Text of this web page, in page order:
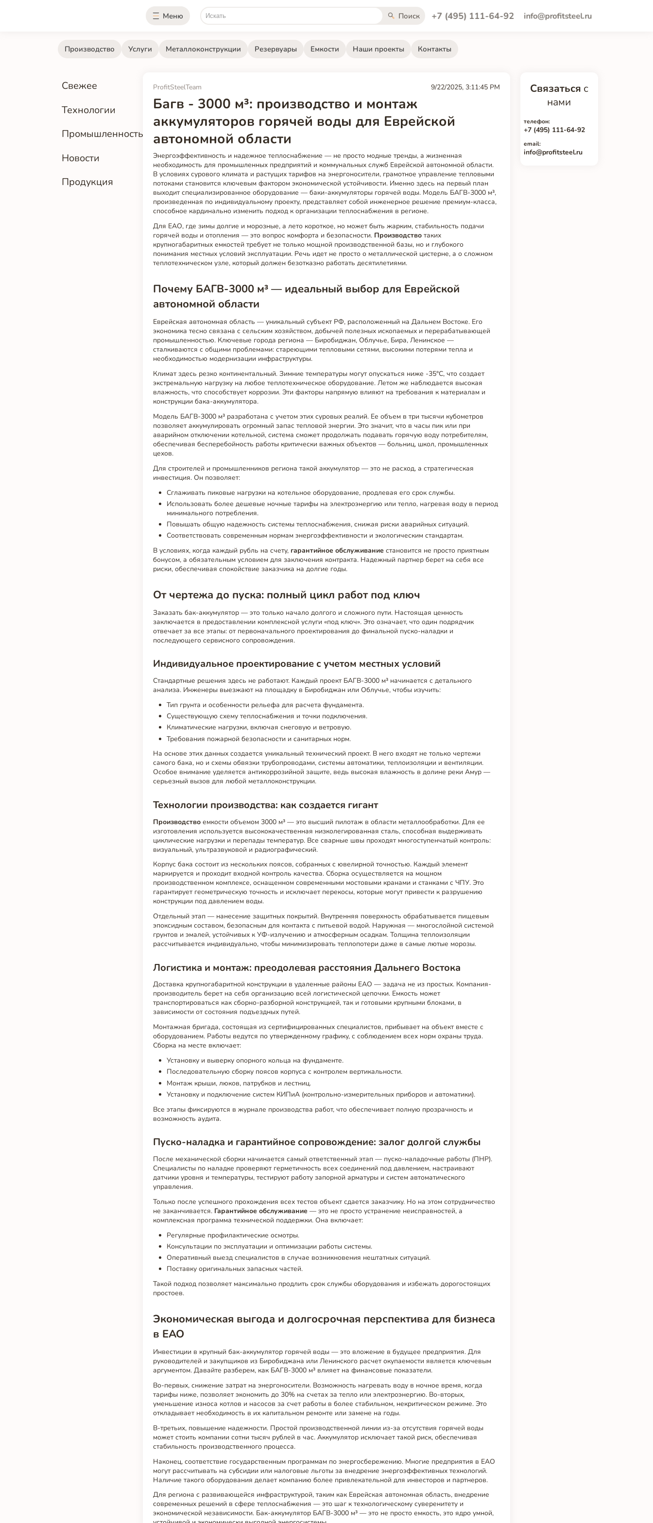
Меню Поиск +7 (495) 111-64-92 info@profitsteel.ru
Производство Услуги Металлоконструкции Резервуары Емкости Наши проекты Контакты
Свежее
Технологии
Промышленность
Новости
Продукция
ProfitSteelTeam 9/22/2025, 3:11:45 PM
Багв - 3000 м³: производство и монтаж
аккумуляторов горячей воды для Еврейской
автономной области
Энергоэффективность и надежное теплоснабжение — не просто модные тренды, а жизненная
необходимость для промышленных предприятий и коммунальных служб Еврейской автономной области.
В условиях сурового климата и растущих тарифов на энергоносители, грамотное управление тепловыми
потоками становится ключевым фактором экономической устойчивости. Именно здесь на первый план
выходит специализированное оборудование — баки-аккумуляторы горячей воды. Модель БАГВ-3000 м³,
произведенная по индивидуальному проекту, представляет собой инженерное решение премиум-класса,
способное кардинально изменить подход к организации теплоснабжения в регионе.
Для ЕАО, где зимы долгие и морозные, а лето короткое, но может быть жарким, стабильность подачи
горячей воды и отопления — это вопрос комфорта и безопасности. Производство таких
крупногабаритных емкостей требует не только мощной производственной базы, но и глубокого
понимания местных условий эксплуатации. Речь идет не просто о металлической цистерне, а о сложном
теплотехническом узле, который должен безотказно работать десятилетиями.
Почему БАГВ-3000 м³ — идеальный выбор для Еврейской
автономной области
Еврейская автономная область — уникальный субъект РФ, расположенный на Дальнем Востоке. Его
экономика тесно связана с сельским хозяйством, добычей полезных ископаемых и перерабатывающей
промышленностью. Ключевые города региона — Биробиджан, Облучье, Бира, Ленинское —
сталкиваются с общими проблемами: стареющими тепловыми сетями, высокими потерями тепла и
необходимостью модернизации инфраструктуры.
Климат здесь резко континентальный. Зимние температуры могут опускаться ниже -35°C, что создает
экстремальную нагрузку на любое теплотехническое оборудование. Летом же наблюдается высокая
влажность, что способствует коррозии. Эти факторы напрямую влияют на требования к материалам и
конструкции бака-аккумулятора.
Модель БАГВ-3000 м³ разработана с учетом этих суровых реалий. Ее объем в три тысячи кубометров
позволяет аккумулировать огромный запас тепловой энергии. Это значит, что в часы пик или при
аварийном отключении котельной, система сможет продолжать подавать горячую воду потребителям,
обеспечивая бесперебойность работы критически важных объектов — больниц, школ, промышленных
цехов.
Для строителей и промышленников региона такой аккумулятор — это не расход, а стратегическая
инвестиция. Он позволяет:
Сглаживать пиковые нагрузки на котельное оборудование, продлевая его срок службы.
Использовать более дешевые ночные тарифы на электроэнергию или тепло, нагревая воду в период
минимального потребления.
Повышать общую надежность системы теплоснабжения, снижая риски аварийных ситуаций.
Соответствовать современным нормам энергоэффективности и экологическим стандартам.
В условиях, когда каждый рубль на счету, гарантийное обслуживание становится не просто приятным
бонусом, а обязательным условием для заключения контракта. Надежный партнер берет на себя все
риски, обеспечивая спокойствие заказчика на долгие годы.
От чертежа до пуска: полный цикл работ под ключ
Заказать бак-аккумулятор — это только начало долгого и сложного пути. Настоящая ценность
заключается в предоставлении комплексной услуги «под ключ». Это означает, что один подрядчик
отвечает за все этапы: от первоначального проектирования до финальной пуско-наладки и
последующего сервисного сопровождения.
Индивидуальное проектирование с учетом местных условий
Стандартные решения здесь не работают. Каждый проект БАГВ-3000 м³ начинается с детального
анализа. Инженеры выезжают на площадку в Биробиджан или Облучье, чтобы изучить:
Тип грунта и особенности рельефа для расчета фундамента.
Существующую схему теплоснабжения и точки подключения.
Климатические нагрузки, включая снеговую и ветровую.
Требования пожарной безопасности и санитарных норм.
На основе этих данных создается уникальный технический проект. В него входят не только чертежи
самого бака, но и схемы обвязки трубопроводами, системы автоматики, теплоизоляции и вентиляции.
Особое внимание уделяется антикоррозийной защите, ведь высокая влажность в долине реки Амур —
серьезный вызов для любой металлоконструкции.
Технологии производства: как создается гигант
Производство емкости объемом 3000 м³ — это высший пилотаж в области металлообработки. Для ее
изготовления используется высококачественная низколегированная сталь, способная выдерживать
циклические нагрузки и перепады температур. Все сварные швы проходят многоступенчатый контроль:
визуальный, ультразвуковой и радиографический.
Корпус бака состоит из нескольких поясов, собранных с ювелирной точностью. Каждый элемент
маркируется и проходит входной контроль качества. Сборка осуществляется на мощном
производственном комплексе, оснащенном современными мостовыми кранами и станками с ЧПУ. Это
гарантирует геометрическую точность и исключает перекосы, которые могут привести к разрушению
конструкции под давлением воды.
Отдельный этап — нанесение защитных покрытий. Внутренняя поверхность обрабатывается пищевым
эпоксидным составом, безопасным для контакта с питьевой водой. Наружная — многослойной системой
грунтов и эмалей, устойчивых к УФ-излучению и атмосферным осадкам. Толщина теплоизоляции
рассчитывается индивидуально, чтобы минимизировать теплопотери даже в самые лютые морозы.
Логистика и монтаж: преодолевая расстояния Дальнего Востока
Доставка крупногабаритной конструкции в удаленные районы ЕАО — задача не из простых. Компания-
производитель берет на себя организацию всей логистической цепочки. Емкость может
транспортироваться как сборно-разборной конструкцией, так и готовыми крупными блоками, в
зависимости от состояния подъездных путей.
Монтажная бригада, состоящая из сертифицированных специалистов, прибывает на объект вместе с
оборудованием. Работы ведутся по утвержденному графику, с соблюдением всех норм охраны труда.
Сборка на месте включает:
Установку и выверку опорного кольца на фундаменте.
Последовательную сборку поясов корпуса с контролем вертикальности.
Монтаж крыши, люков, патрубков и лестниц.
Установку и подключение систем КИПиА (контрольно-измерительных приборов и автоматики).
Все этапы фиксируются в журнале производства работ, что обеспечивает полную прозрачность и
возможность аудита.
Пуско-наладка и гарантийное сопровождение: залог долгой службы
После механической сборки начинается самый ответственный этап — пуско-наладочные работы (ПНР).
Специалисты по наладке проверяют герметичность всех соединений под давлением, настраивают
датчики уровня и температуры, тестируют работу запорной арматуры и систем автоматического
управления.
Только после успешного прохождения всех тестов объект сдается заказчику. Но на этом сотрудничество
не заканчивается. Гарантийное обслуживание — это не просто устранение неисправностей, а
комплексная программа технической поддержки. Она включает:
Регулярные профилактические осмотры.
Консультации по эксплуатации и оптимизации работы системы.
Оперативный выезд специалистов в случае возникновения нештатных ситуаций.
Поставку оригинальных запасных частей.
Такой подход позволяет максимально продлить срок службы оборудования и избежать дорогостоящих
простоев.
Экономическая выгода и долгосрочная перспектива для бизнеса
в ЕАО
Инвестиции в крупный бак-аккумулятор горячей воды — это вложение в будущее предприятия. Для
руководителей и закупщиков из Биробиджана или Ленинского расчет окупаемости является ключевым
аргументом. Давайте разберем, как БАГВ-3000 м³ влияет на финансовые показатели.
Во-первых, снижение затрат на энергоносители. Возможность нагревать воду в ночное время, когда
тарифы ниже, позволяет экономить до 30% на счетах за тепло или электроэнергию. Во-вторых,
уменьшение износа котлов и насосов за счет работы в более стабильном, некритическом режиме. Это
откладывает необходимость в их капитальном ремонте или замене на годы.
В-третьих, повышение надежности. Простой производственной линии из-за отсутствия горячей воды
может стоить компании сотни тысяч рублей в час. Аккумулятор исключает такой риск, обеспечивая
стабильность производственного процесса.
Наконец, соответствие государственным программам по энергосбережению. Многие предприятия в ЕАО
могут рассчитывать на субсидии или налоговые льготы за внедрение энергоэффективных технологий.
Наличие такого оборудования делает компанию более привлекательной для инвесторов и партнеров.
Для региона с развивающейся инфраструктурой, таким как Еврейская автономная область, внедрение
современных решений в сфере теплоснабжения — это шаг к технологическому суверенитету и
экономической независимости. Бак-аккумулятор БАГВ-3000 м³ — это не просто емкость, это ядро умной,
Связаться с
нами
телефон:
+7 (495) 111-64-92
email:
info@profitsteel.ru